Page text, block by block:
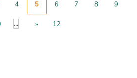
4 5 6 7 8 9
... » 12